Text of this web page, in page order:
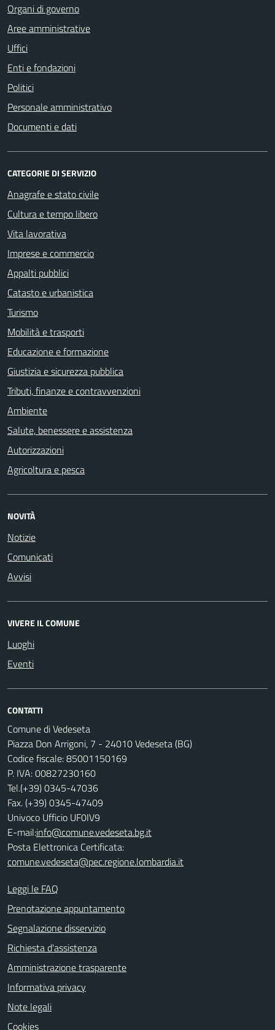
Organi di governo
Aree amministrative
Uffici
Enti e fondazioni
Politici
Personale amministrativo
Documenti e dati
CATEGORIE DI SERVIZIO
Anagrafe e stato civile
Cultura e tempo libero
Vita lavorativa
Imprese e commercio
Appalti pubblici
Catasto e urbanistica
Turismo
Mobilità e trasporti
Educazione e formazione
Giustizia e sicurezza pubblica
Tributi, finanze e contravvenzioni
Ambiente
Salute, benessere e assistenza
Autorizzazioni
Agricoltura e pesca
NOVITÀ
Notizie
Comunicati
Avvisi
VIVERE IL COMUNE
Luoghi
Eventi
CONTATTI
Comune di Vedeseta
Piazza Don Arrigoni, 7 - 24010 Vedeseta (BG)
Codice fiscale: 85001150169
P. IVA: 00827230160
Tel.(+39) 0345-47036
Fax. (+39) 0345-47409
Univoco Ufficio UF0IV9
E-mail:info@comune.vedeseta.bg.it
Posta Elettronica Certificata:
comune.vedeseta@pec.regione.lombardia.it
Leggi le FAQ
Prenotazione appuntamento
Segnalazione disservizio
Richiesta d'assistenza
Amministrazione trasparente
Informativa privacy
Note legali
Cookies